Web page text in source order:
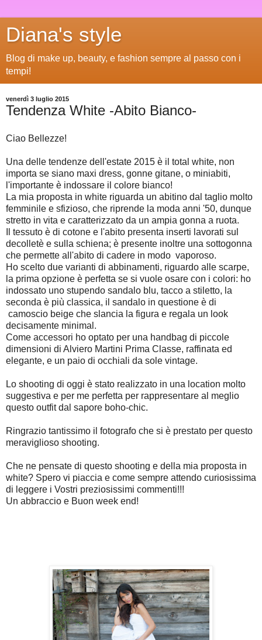
Diana's style
Blog di make up, beauty, e fashion sempre al passo con i
tempi!
venerdì 3 luglio 2015
Tendenza White -Abito Bianco-
Ciao Bellezze!
Una delle tendenze dell'estate 2015 è il total white, non
importa se siano maxi dress, gonne gitane, o miniabiti,
l'importante è indossare il colore bianco!
La mia proposta in white riguarda un abitino dal taglio molto
femminile e sfizioso, che riprende la moda anni '50, dunque
stretto in vita e caratterizzato da un ampia gonna a ruota.
Il tessuto è di cotone e l'abito presenta inserti lavorati sul
decolletè e sulla schiena; è presente inoltre una sottogonna
che permette all'abito di cadere in modo vaporoso.
Ho scelto due varianti di abbinamenti, riguardo alle scarpe,
la prima opzione è perfetta se si vuole osare con i colori: ho
indossato uno stupendo sandalo blu, tacco a stiletto, la
seconda è più classica, il sandalo in questione è di
camoscio beige che slancia la figura e regala un look
decisamente minimal.
Come accessori ho optato per una handbag di piccole
dimensioni di Alviero Martini Prima Classe, raffinata ed
elegante, e un paio di occhiali da sole vintage.
Lo shooting di oggi è stato realizzato in una location molto
suggestiva e per me perfetta per rappresentare al meglio
questo outfit dal sapore boho-chic.
Ringrazio tantissimo il fotografo che si è prestato per questo
meraviglioso shooting.
Che ne pensate di questo shooting e della mia proposta in
white? Spero vi piaccia e come sempre attendo curiosissima
di leggere i Vostri preziosissimi commenti!!!
Un abbraccio e Buon week end!